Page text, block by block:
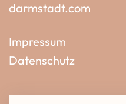
darmstadt.com
Impressum
Datenschutz